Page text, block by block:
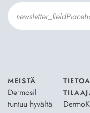
MEISTÄ
Dermosil
tuntuu hyvältä
TIETOA